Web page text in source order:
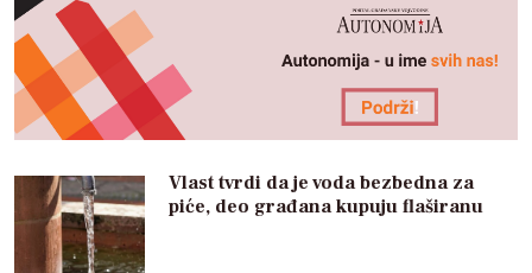
Vlast tvrdi da je voda bezbedna za
piće, deo građana kupuju flaširanu